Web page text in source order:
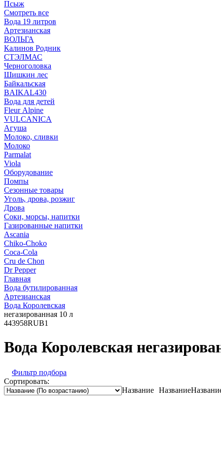
Псыж
Смотреть все
Вода 19 литров
Артезианская
ВОЛЬГА
Калинов Родник
СТЭЛМАС
Черноголовка
Шишкин лес
Байкальская
BAIKAL430
Вода для детей
Fleur Alpine
VULCANICA
Агуша
Молоко, сливки
Молоко
Parmalat
Viola
Оборудование
Помпы
Сезонные товары
Уголь, дрова, розжиг
Дрова
Соки, морсы, напитки
Газированные напитки
Ascania
Chiko-Choko
Coca-Cola
Cru de Chon
Dr Pepper
Главная
Вода бутилированная
Артезианская
Вода Королевская
негазированная 10 л
443958RUB1
Вода Королевская
Фильтр подбора
Сортировать:
Название Название